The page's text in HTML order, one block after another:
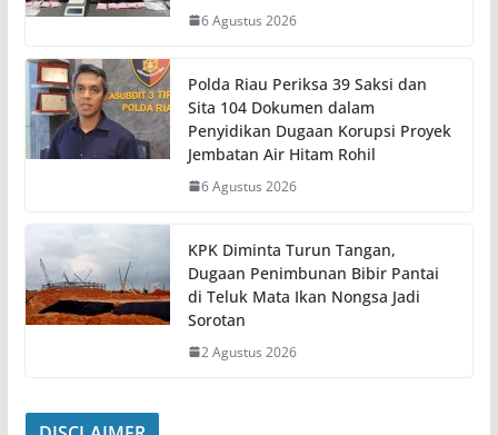
6 Agustus 2026
Polda Riau Periksa 39 Saksi dan
Sita 104 Dokumen dalam
Penyidikan Dugaan Korupsi Proyek
Jembatan Air Hitam Rohil
6 Agustus 2026
KPK Diminta Turun Tangan,
Dugaan Penimbunan Bibir Pantai
di Teluk Mata Ikan Nongsa Jadi
Sorotan
2 Agustus 2026